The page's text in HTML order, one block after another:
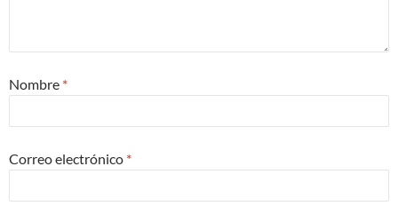
Nombre *
Correo electrónico *